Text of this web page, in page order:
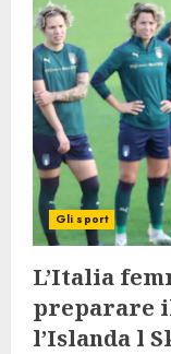
Gli sport
L’Italia
preparare
l’Islanda l